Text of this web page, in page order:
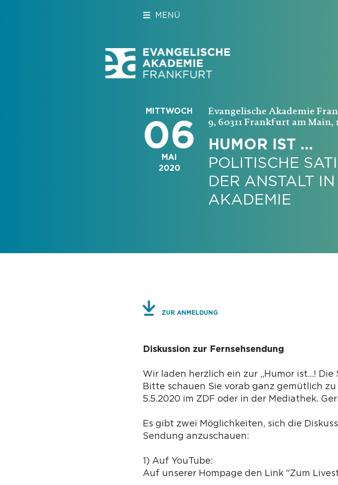
MENÜ
MITTWOCH
06
MAI
2020
Evangelische Akademie
9, 60311 Frankfurt am Main,
HUMOR IST …
POLITISCHE
DER ANSTALT
AKADEMIE
ZUR ANMELDUNG
Diskussion zur Fernsehsendung
Wir laden herzlich ein zur „Humor ist…! Die
Bitte schauen Sie vorab ganz gemütlich
5.5.2020 im ZDF oder in der Mediathek.
Es gibt zwei Möglichkeiten, sich die
Sendung anzuschauen:
1) Auf YouTube:
Auf unserer Hompage den Link "Zum